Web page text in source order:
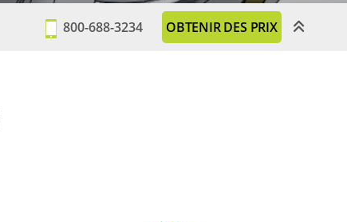
800-688-3234 OBTENIR DES PRIX